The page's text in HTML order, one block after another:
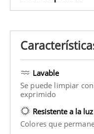
Lavable
Se puede limpiar
exprimido
Resistente a la luz
Colores que